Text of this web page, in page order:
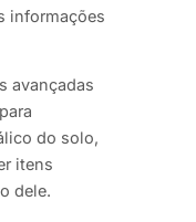
informações
avançadas
do solo,
itens
dele.